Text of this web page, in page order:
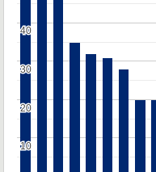
10
10
20
20
30
30
40
40